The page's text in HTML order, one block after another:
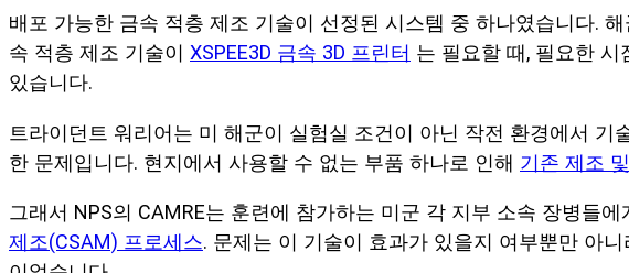
배포 가능한 금속 적층 제조 기술이 선정된 시스템 중 하나였습니다.
속 적층 제조 기술이 XSPEE3D 금속 3D 프린터 는 필요할 때, 필요한
있습니다.
트라이던트 워리어는 미 해군이 실험실 조건이 아닌 작전 환경에서
한 문제입니다. 현지에서 사용할 수 없는 부품 하나로 인해 기존 제조
그래서 NPS의 CAMRE는 훈련에 참가하는 미군 각 지부 소속 장병들
제조(CSAM) 프로세스. 문제는 이 기술이 효과가 있을지 여부뿐만 아